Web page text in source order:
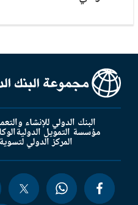
البنك الدولي للإنشاء
مؤسسة التمويل الدولية
المركز الدولي